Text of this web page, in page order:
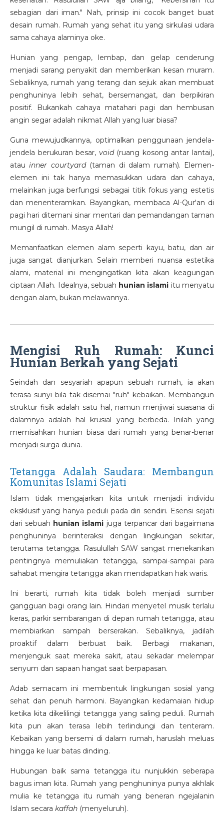
sebagian dari iman." Nah, prinsip ini cocok banget buat
desain rumah. Rumah yang sehat itu yang sirkulasi udara
sama cahaya alaminya oke.
Hunian yang pengap, lembap, dan gelap cenderung
menjadi sarang penyakit dan memberikan kesan muram.
Sebaliknya, rumah yang terang dan sejuk akan membuat
penghuninya lebih sehat, bersemangat, dan berpikiran
positif. Bukankah cahaya matahari pagi dan hembusan
angin segar adalah nikmat Allah yang luar biasa?
Guna mewujudkannya, optimalkan penggunaan jendela-
jendela berukuran besar, void(ruang kosong antar lantai),
atauinner courtyard(taman di dalam rumah). Elemen-
elemen ini tak hanya memasukkan udara dan cahaya,
melainkan juga berfungsi sebagai titik fokus yang estetis
dan menenteramkan. Bayangkan, membaca Al-Qur'an di
pagi hari ditemani sinar mentari dan pemandangan taman
mungil di rumah. Masya Allah!
Memanfaatkan elemen alam seperti kayu, batu, dan air
juga sangat dianjurkan. Selain memberi nuansa estetika
alami, material ini mengingatkan kita akan keagungan
ciptaan Allah. Idealnya, sebuah hunian islami itu menyatu
dengan alam, bukan melawannya.
Mengisi Ruh Rumah: Kunci
Hunian Berkah yang Sejati
Seindah dan sesyariah apapun sebuah rumah, ia akan
terasa sunyi bila tak disemai "ruh" kebaikan. Membangun
struktur fisik adalah satu hal, namun menjiwai suasana di
dalamnya adalah hal krusial yang berbeda. Inilah yang
memisahkan hunian biasa dari rumah yang benar-benar
menjadi surga dunia.
Tetangga Adalah Saudara: Membangun
Komunitas Islami Sejati
Islam tidak mengajarkan kita untuk menjadi individu
eksklusif yang hanya peduli pada diri sendiri. Esensi sejati
dari sebuah hunian islami juga terpancar dari bagaimana
penghuninya berinteraksi dengan lingkungan sekitar,
terutama tetangga. Rasulullah SAW sangat menekankan
pentingnya memuliakan tetangga, sampai-sampai para
sahabat mengira tetangga akan mendapatkan hak waris.
Ini berarti, rumah kita tidak boleh menjadi sumber
gangguan bagi orang lain. Hindari menyetel musik terlalu
keras, parkir sembarangan di depan rumah tetangga, atau
membiarkan sampah berserakan. Sebaliknya, jadilah
proaktif dalam berbuat baik. Berbagi makanan,
menjenguk saat mereka sakit, atau sekadar melempar
senyum dan sapaan hangat saat berpapasan.
Adab semacam ini membentuk lingkungan sosial yang
sehat dan penuh harmoni. Bayangkan kedamaian hidup
ketika kita dikelilingi tetangga yang saling peduli. Rumah
kita pun akan terasa lebih terlindungi dan tenteram.
Kebaikan yang bersemi di dalam rumah, haruslah meluas
hingga ke luar batas dinding.
Hubungan baik sama tetangga itu nunjukkin seberapa
bagus iman kita. Rumah yang penghuninya punya akhlak
mulia ke tetangga itu rumah yang beneran ngejalanin
Islam secara kaffah (menyeluruh).